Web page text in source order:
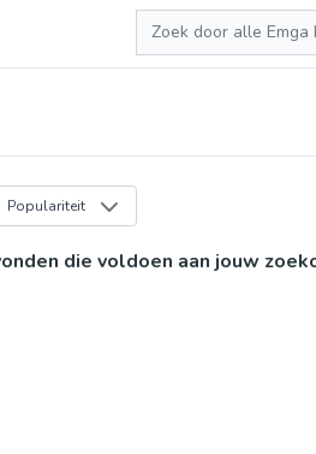
Zoeken
Populariteit
die voldoen aan jouw